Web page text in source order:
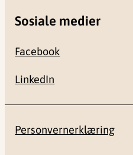
Sosiale medier
Facebook
LinkedIn
Personvernerklæring